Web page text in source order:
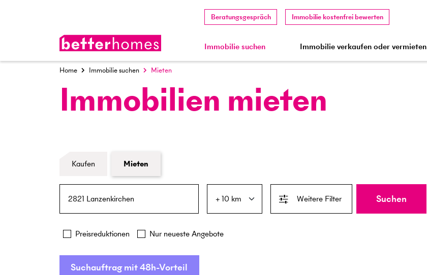
Beratungsgespräch Immobilie kostenfrei bewerten
Immobilie suchen Immobilie verkaufen oder vermieten
Home Immobilie suchen Mieten
Immobilien mieten
Formular Immobiliensuche
Kaufen
Mieten
Weitere Filter
Preisreduktionen Nur neueste Angebote
Suchen
Suchauftrag mit 48h-Vorteil